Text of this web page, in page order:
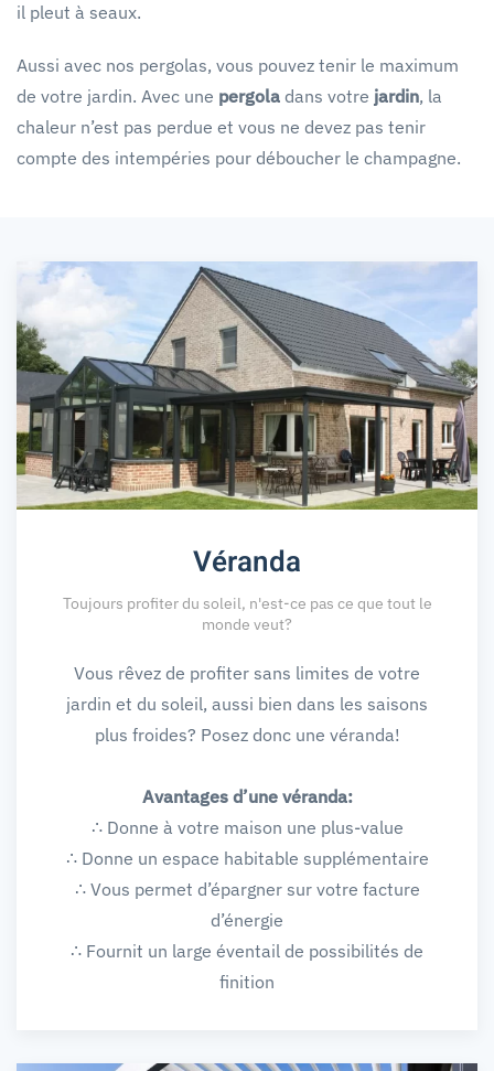
il pleut à seaux.
Aussi avec nos pergolas, vous pouvez tenir le maximum
de votre jardin. Avec une pergola dans votre jardin, la
chaleur n’est pas perdue et vous ne devez pas tenir
compte des intempéries pour déboucher le champagne.
Véranda
Toujours profiter du soleil, n'est-ce pas ce que tout le
monde veut?
Vous rêvez de profiter sans limites de votre
jardin et du soleil, aussi bien dans les saisons
plus froides? Posez donc une véranda!
Avantages d’une véranda:
∴ Donne à votre maison une plus-value
∴ Donne un espace habitable supplémentaire
∴ Vous permet d’épargner sur votre facture
d’énergie
∴ Fournit un large éventail de possibilités de
finition